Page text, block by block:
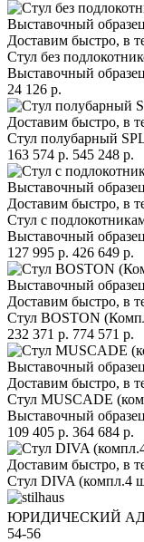
Доставим быстро, в
Стул без
Выставочный
24 126 р.
Доставим быстро, в
Стул полубарный
163 574 р. 545 248 р.
Доставим быстро, в
Стул с
Выставочный
127 995 р. 426 649 р.
Доставим быстро, в
Стул BOSTON
232 371 р. 774 571 р.
Доставим быстро, в
Стул MUSCADE
Выставочный
109 405 р. 364 684 р.
Доставим быстро, в
Стул DIVA (компл.4
ЮРИДИЧЕСКИЙ
54-56